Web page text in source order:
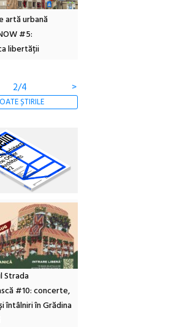
Cinemascop
Sud cu a IX-a
3/4 >
ȘTIRILE
Strada
#10: concerte,
întâlniri în Grădina